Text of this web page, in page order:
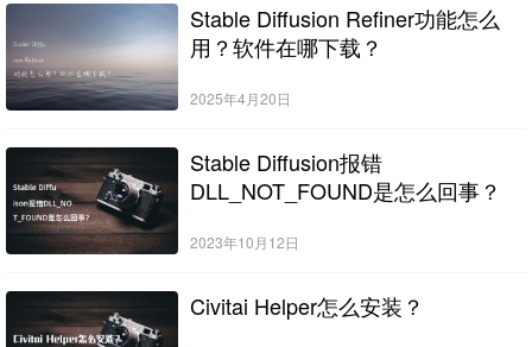
Stable Diffusion Refiner功能怎么
用？软件在哪下载？
2025年4月20日
Stable Diffusion报错
DLL_NOT_FOUND是怎么回事？
2023年10月12日
Civitai Helper怎么安装？